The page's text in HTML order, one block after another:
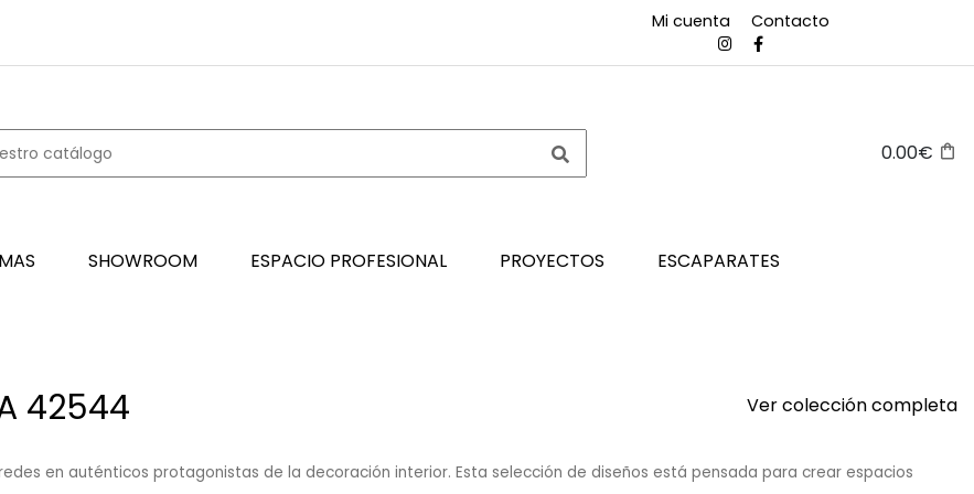
Mi cuenta Contacto
0.00€
SHOWROOM ESPACIO PROFESIONAL PROYECTOS ESCAPARATES
42544
Ver colección completa
en auténticos protagonistas de la decoración interior. Esta selección de diseños está pensada para crear espacios